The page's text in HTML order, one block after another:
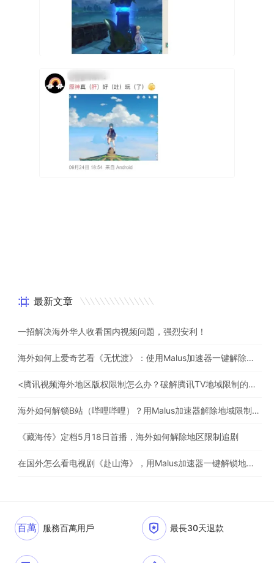
最新文章
一招解决海外华人收看国内视频问题，强烈安利！
海外如何上爱奇艺看《无忧渡》：使用Malus加速器一键解除地域限制
<腾讯视频海外地区版权限制怎么办？破解腾讯TV地域限制的办法>
海外如何解锁B站（哔哩哔哩）？用Malus加速器解除地域限制，一键流畅追番
《藏海传》定档5月18日首播，海外如何解除地区限制追剧
在国外怎么看电视剧《赴山海》，用Malus加速器一键解锁地区限制
百萬 服務百萬用戶 最長30天退款